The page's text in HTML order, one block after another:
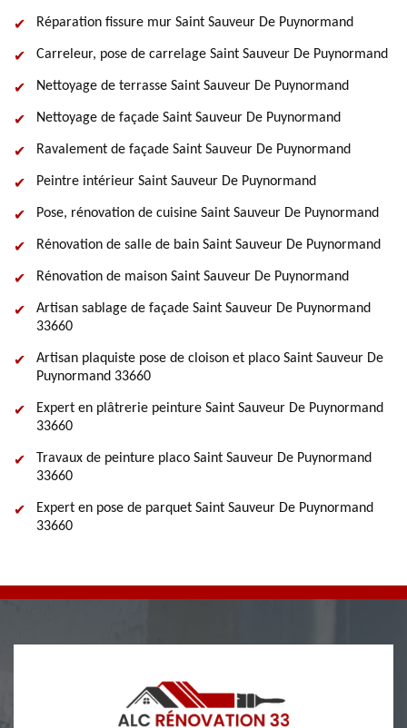
Réparation fissure mur Saint Sauveur De Puynormand
Carreleur, pose de carrelage Saint Sauveur De Puynormand
Nettoyage de terrasse Saint Sauveur De Puynormand
Nettoyage de façade Saint Sauveur De Puynormand
Ravalement de façade Saint Sauveur De Puynormand
Peintre intérieur Saint Sauveur De Puynormand
Pose, rénovation de cuisine Saint Sauveur De Puynormand
Rénovation de salle de bain Saint Sauveur De Puynormand
Rénovation de maison Saint Sauveur De Puynormand
Artisan sablage de façade Saint Sauveur De Puynormand
33660
Artisan plaquiste pose de cloison et placo Saint Sauveur De
Puynormand 33660
Expert en plâtrerie peinture Saint Sauveur De Puynormand
33660
Travaux de peinture placo Saint Sauveur De Puynormand
33660
Expert en pose de parquet Saint Sauveur De Puynormand
33660